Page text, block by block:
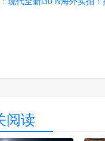
阅读